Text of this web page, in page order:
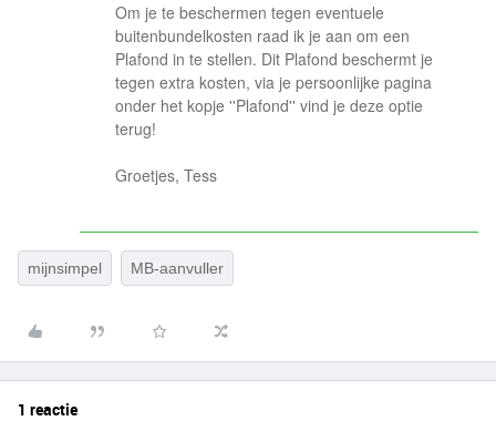
Om je te beschermen tegen eventuele
buitenbundelkosten raad ik je aan om een
Plafond in te stellen. Dit Plafond beschermt je
tegen extra kosten, via je persoonlijke pagina
onder het kopje ''Plafond'' vind je deze optie
terug!
Groetjes, Tess
mijnsimpel MB-aanvuller
1 reactie